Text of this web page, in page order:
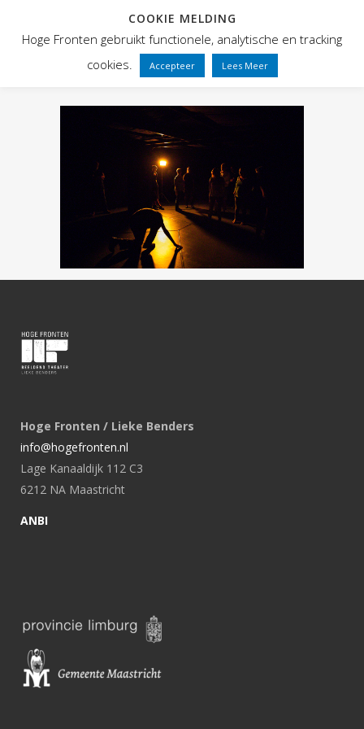
Hoge Fronten / Lieke Benders
info@hogefronten.nl
Lage Kanaaldijk 112 C3
6212 NA Maastricht
ANBI
COOKIE MELDING
Hoge Fronten gebruikt functionele, analytische en tracking
cookies.
Accepteer Lees Meer